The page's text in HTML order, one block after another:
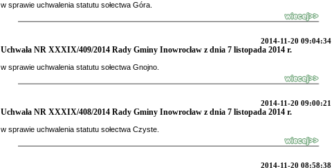
w sprawie uchwalenia statutu sołectwa Góra.
2014-11-20 09:04:34
Uchwała NR XXXIX/409/2014 Rady Gminy Inowrocław z dnia 7 listopada 2014 r.
w sprawie uchwalenia statutu sołectwa Gnojno.
2014-11-20 09:00:21
Uchwała NR XXXIX/408/2014 Rady Gminy Inowrocław z dnia 7 listopada 2014 r.
w sprawie uchwalenia statutu sołectwa Czyste.
2014-11-20 08:58:38